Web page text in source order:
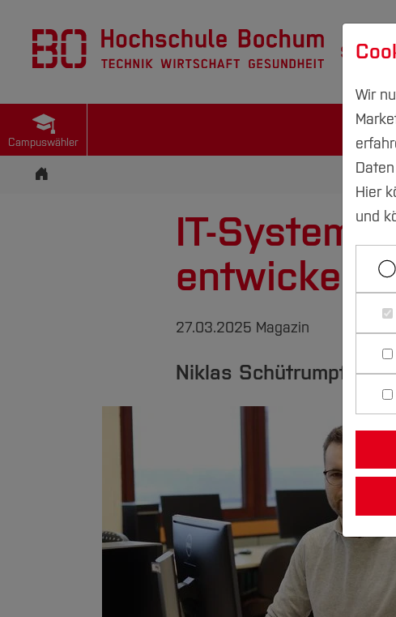
Campuswähler
IT-
entwickeln
27.03.2025 Magazin
Niklas Schütrumpf
Wir
Hier
und